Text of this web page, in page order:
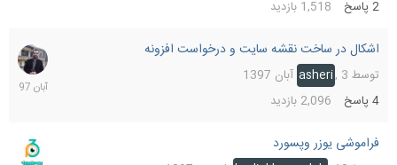
2پاسخ 1,518 بازدید
اشکال در ساخت نقشه سایت و درخواست افزونه
توسط asheri , 3 آبان 1397
4پاسخ 2,096بازدید
3
آبان
فراموشی یوزر وپسورد